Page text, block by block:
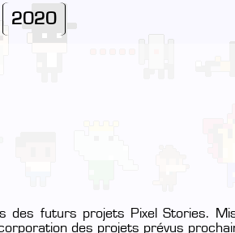
2020
des futurs projets Pixel Stories.
des projets prévus